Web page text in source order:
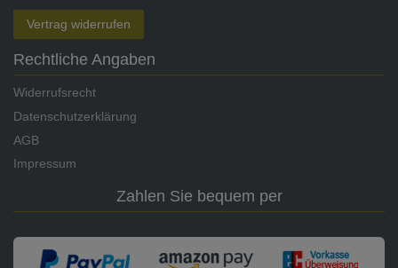
Vertrag widerrufen
Rechtliche Angaben
Widerrufsrecht
Datenschutzerklärung
AGB
Impressum
Zahlen Sie bequem per